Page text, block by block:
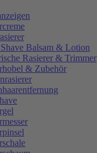
Balsam & Lotion
Rasierer & Trimmer
& Zubehör